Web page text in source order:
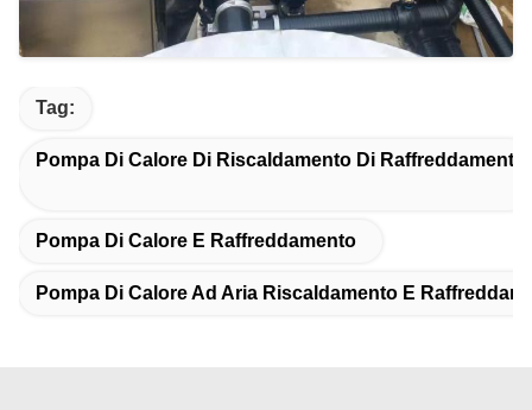
Tag:
Pompa Di Calore Di Riscaldamento Di Raffreddamento
Pompa Di Calore E Raffreddamento
Pompa Di Calore Ad Aria Riscaldamento E